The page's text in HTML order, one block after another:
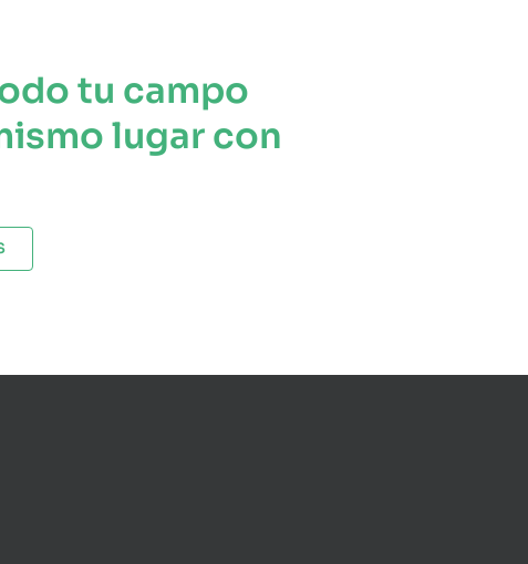
tu campo
lugar con